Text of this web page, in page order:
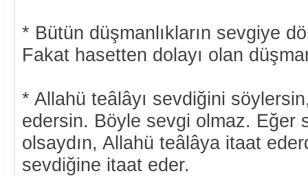
* Bütün düşmanlıkların sevgiye
Fakat hasetten dolayı olan
* Allahü teâlâyı sevdiğini
edersin. Böyle sevgi olmaz. Eğer
olsaydın, Allahü teâlâya itaat
sevdiğine itaat eder.